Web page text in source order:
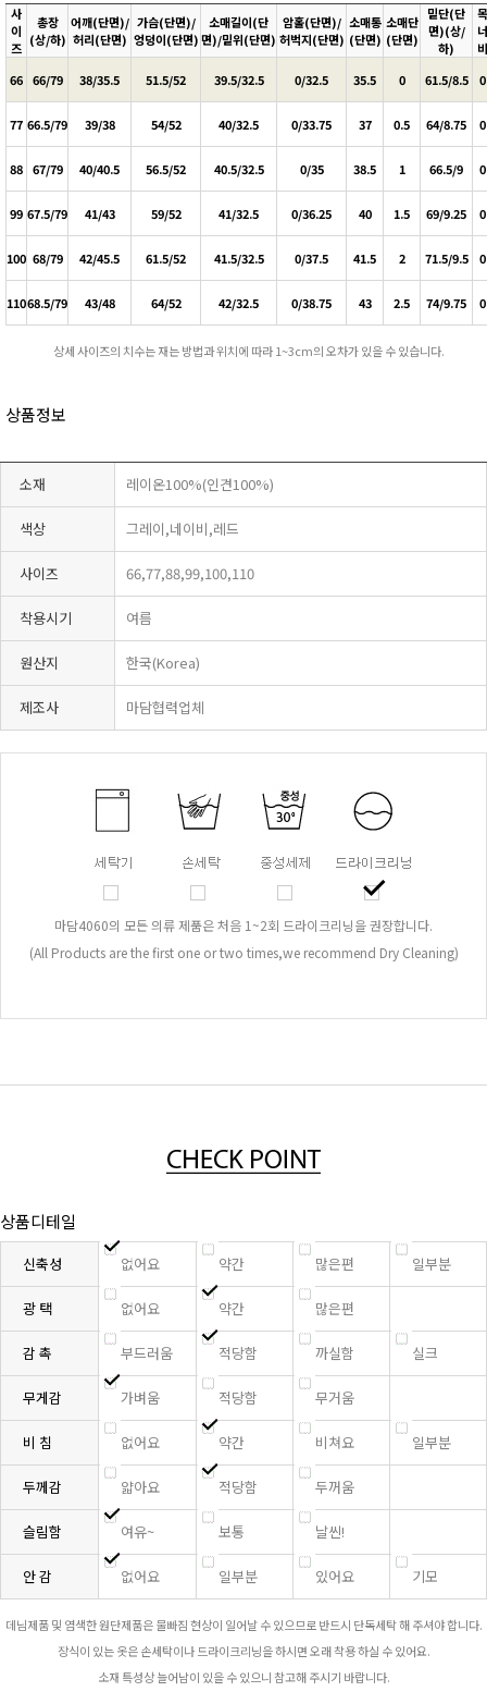
사
이
즈
총장
(상/하)
어깨(단면)/
허리(단면)
가슴(단면)/
엉덩이(단면)
소매길이(단
면)/밑위(단면)
암홀(단면)/
허벅지(단면)
소매통
(단면)
소매단
(단면)
밑단(단
면)(상/
하)
목
너
비
66 66/79 38/35.5 51.5/52 39.5/32.5 0/32.5 35.5 0 61.5/8.5 0
77 66.5/79 39/38 54/52 40/32.5 0/33.75 37 0.5 64/8.75 0
88 67/79 40/40.5 56.5/52 40.5/32.5 0/35 38.5 1 66.5/9 0
99 67.5/79 41/43 59/52 41/32.5 0/36.25 40 1.5 69/9.25 0
100 68/79 42/45.5 61.5/52 41.5/32.5 0/37.5 41.5 2 71.5/9.5 0
11068.5/79 43/48 64/52 42/32.5 0/38.75 43 2.5 74/9.75 0
상세 사이즈의 치수는 재는 방법과 위치에 따라 1~3cm의 오차가 있을 수 있습니다.
상품정보
소재 레이온100%(인견100%)
색상 그레이,네이비,레드
사이즈 66,77,88,99,100,110
착용시기 여름
원산지 한국(Korea)
제조사 마담협력업체
마담4060의 모든 의류 제품은 처음 1~2회 드라이크리닝을 권장합니다.
(All Products are the first one or two times,we recommend Dry Cleaning)
상품디테일
신축성 없어요 약간 많은편 일부분
광 택 없어요 약간 많은편
감 촉 부드러움 적당함 까실함 실크
무게감 가벼움 적당함 무거움
비 침 없어요 약간 비쳐요 일부분
두께감 얇아요 적당함 두꺼움
슬림함 여유~ 보통 날씬!
안 감 없어요 일부분 있어요 기모
데님제품 및 염색한 원단제품은 물빠짐 현상이 일어날 수 있으므로 반드시 단독세탁 해 주셔야 합니다.
장식이 있는 옷은 손세탁이나 드라이크리닝을 하시면 오래 착용 하실 수 있어요.
소재 특성상 늘어남이 있을 수 있으니 참고해 주시기 바랍니다.